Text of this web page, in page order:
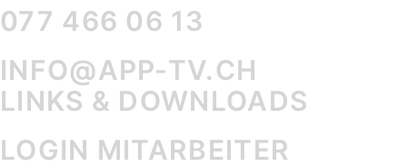
077 466 06 13
INFO@APP-TV.CH
LINKS & DOWNLOADS
LOGIN MITARBEITER